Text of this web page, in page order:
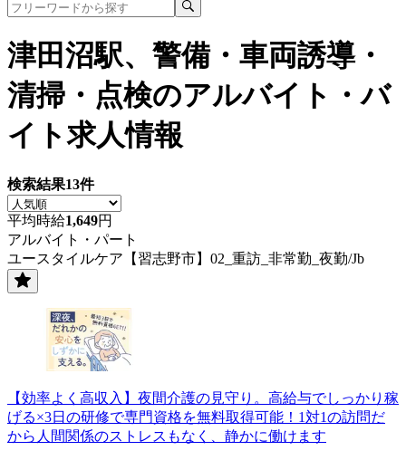
津田沼駅、警備・車両誘導・
清掃・点検のアルバイト・バ
イト求人情報
検索結果13件
平均時給1,649円
アルバイト・パート
ユースタイルケア【習志野市】02_重訪_非常勤_夜勤/Jb
【効率よく高収入】夜間介護の見守り。高給与でしっかり稼
げる×3日の研修で専門資格を無料取得可能！1対1の訪問だ
から人間関係のストレスもなく、静かに働けます